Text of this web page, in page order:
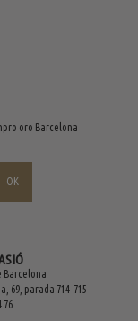
oro Barcelona
Barcelona
69, parada 714-715
76